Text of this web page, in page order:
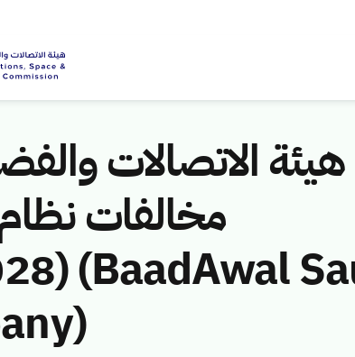
هيئة الاتصالات
مخالفات